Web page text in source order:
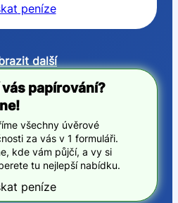
peníze
další
vás papírování?
všechny úvěrové
za vás v 1 formuláři.
kde vám půjčí, a vy si
tu nejlepší nabídku.
peníze